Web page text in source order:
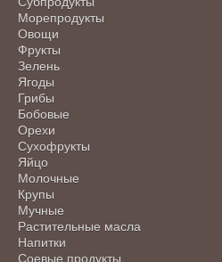
Морепродукты
Овощи
Фрукты
Зелень
Ягоды
Грибы
Бобовые
Орехи
Сухофрукты
Яйцо
Молочные
Крупы
Мучные
Растительные масла
Напитки
Соевые продукты